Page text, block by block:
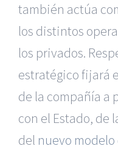
también actúa
los distintos
los privados.
estratégico fijará
de la compañía a
con el Estado, de
del nuevo